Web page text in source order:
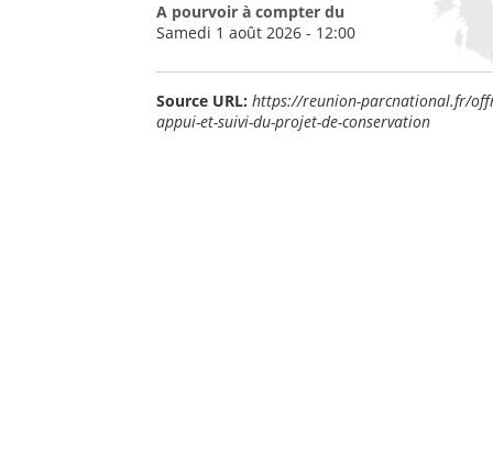
A pourvoir à compter du
Samedi 1 août 2026 - 12:00
Source URL: https://reunion-parcnational.fr/
appui-et-suivi-du-projet-de-conservation